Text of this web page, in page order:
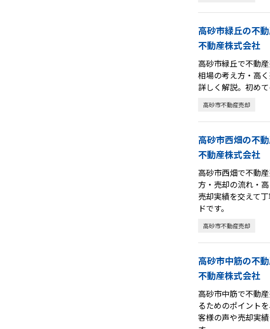
高砂市緑丘の不
不動産株式会社
高砂市緑丘で不動
相場の考え方・高
詳しく解説。初め
高砂市不動産売却
高砂市西畑の不
不動産株式会社
高砂市西畑で不動
方・売却の流れ・
売却実績を交えて
ドです。
高砂市不動産売却
高砂市中筋の不
不動産株式会社
高砂市中筋で不動
るためのポイント
客様の声や売却実